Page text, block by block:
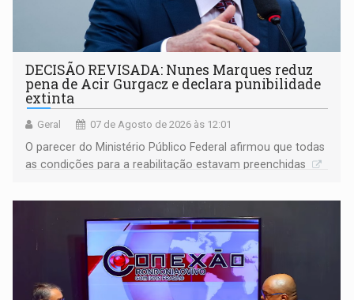
DECISÃO REVISADA: Nunes Marques reduz
pena de Acir Gurgacz e declara punibilidade
extinta
Geral 07 de Agosto de 2026 às 12:01
O parecer do Ministério Público Federal afirmou que todas
as condições para a reabilitação estavam preenchidas